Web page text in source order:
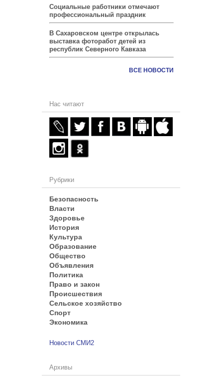
Социальные работники отмечают
профессиональный праздник
В Сахаровском центре открылась
выставка фоторабот детей из
республик Северного Кавказа
ВСЕ НОВОСТИ
Нас читают
Рубрики
Безопасность
Власти
Здоровье
История
Культура
Образование
Общество
Объявления
Политика
Право и закон
Происшествия
Сельское хозяйство
Спорт
Экономика
Новости СМИ2
Архивы